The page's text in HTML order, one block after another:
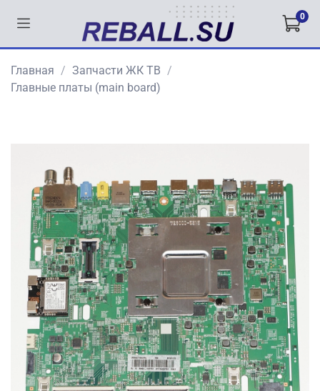
0
Главная
Запчасти ЖК ТВ
Главные платы (main board)